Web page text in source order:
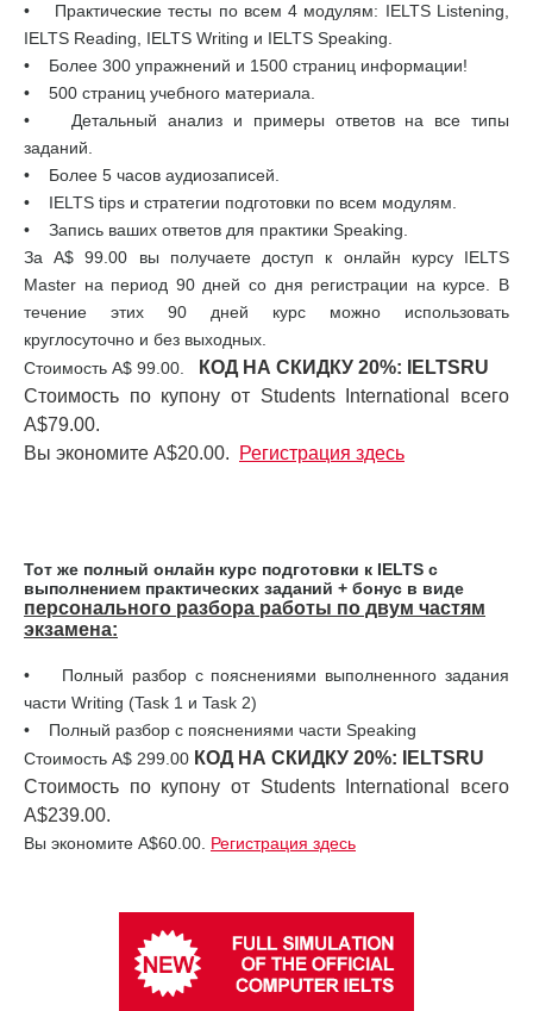
• Практические тесты по всем 4 модулям: IELTS Listening,
IELTS Reading, IELTS Writing и IELTS Speaking.
• Более 300 упражнений и 1500 страниц информации!
• 500 страниц учебного материала.
• Детальный анализ и примеры ответов на все типы
заданий.
• Более 5 часов аудиозаписей.
• IELTS tips и стратегии подготовки по всем модулям.
• Запись ваших ответов для практики Speaking.
За A$ 99.00 вы получаете доступ к онлайн курсу IELTS
Master на период 90 дней со дня регистрации на курсе. В
течение этих 90 дней курс можно использовать
круглосуточно и без выходных.
Стоимость А$ 99.00.
КОД НА СКИДКУ 20%: IELTSRU
Стоимость по купону от Students International всего
A$79.00.
Вы экономите A$20.00.
Регистрация здесь
Тот же полный онлайн курс подготовки к IELTS с
выполнением практических заданий + бонус в виде
персонального разбора работы по двум частям
экзамена:
• Полный разбор с пояснениями выполненного задания
части Writing (Task 1 и Task 2)
• Полный разбор с пояснениями части Speaking
Стоимость А$ 299.00 КОД НА СКИДКУ 20%:
IELTSRU
Стоимость по купону от Students International всего
A$239.00.
Вы экономите A$60.00. Регистрация здесь